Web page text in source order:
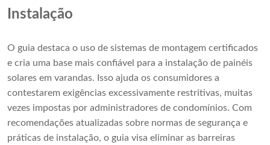
Instalação
O guia destaca o uso de sistemas de montagem certificados
e cria uma base mais confiável para a instalação de painéis
solares em varandas. Isso ajuda os consumidores a
contestarem exigências excessivamente restritivas, muitas
vezes impostas por administradores de condomínios. Com
recomendações atualizadas sobre normas de segurança e
práticas de instalação, o guia visa eliminar as barreiras